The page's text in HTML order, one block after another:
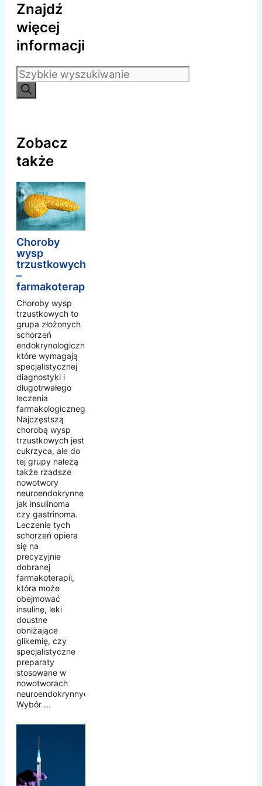
Znajdź
więcej
informacji
Szukaj:
Zobacz
także
Choroby
wysp
trzustkowych
–
farmakoterapia
Choroby wysp
trzustkowych to
grupa złożonych
schorzeń
endokrynologicznych,
które wymagają
specjalistycznej
diagnostyki i
długotrwałego
leczenia
farmakologicznego.
Najczęstszą
chorobą wysp
trzustkowych jest
cukrzyca, ale do
tej grupy należą
także rzadsze
nowotwory
neuroendokrynne
jak insulinoma
czy gastrinoma.
Leczenie tych
schorzeń opiera
się na
precyzyjnie
dobranej
farmakoterapii,
która może
obejmować
insulinę, leki
doustne
obniżające
glikemię, czy
specjalistyczne
preparaty
stosowane w
nowotworach
neuroendokrynnych.
Wybór ...